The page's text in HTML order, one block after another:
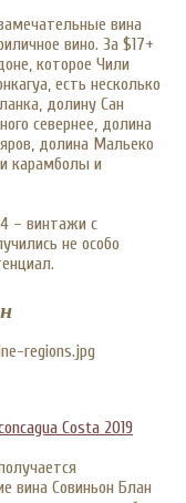
вина
вино. За $17+
которое Чили
есть несколько
долину Сан
севернее, долина
долина Мальеко
карамболы и
– винтажи с
не особо
Costa 2019
вина Совиньон Блан